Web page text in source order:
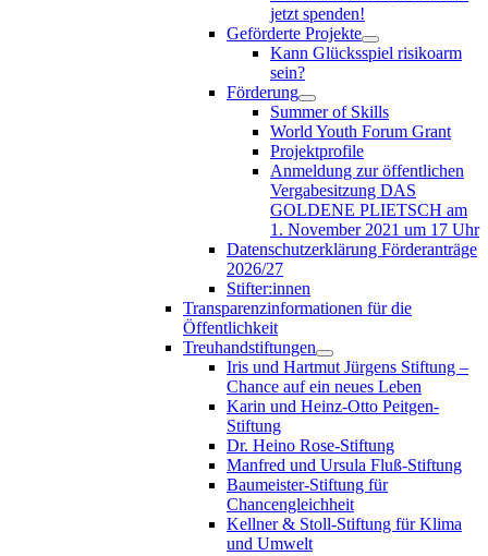
jetzt spenden!
Geförderte Projekte
Kann Glücksspiel risikoarm
sein?
Förderung
Summer of Skills
World Youth Forum Grant
Projektprofile
Anmeldung zur öffentlichen
Vergabesitzung DAS
GOLDENE PLIETSCH am
1. November 2021 um 17 Uhr
Datenschutzerklärung Förderanträge
2026/27
Stifter:innen
Transparenzinformationen für die
Öffentlichkeit
Treuhandstiftungen
Iris und Hartmut Jürgens Stiftung –
Chance auf ein neues Leben
Karin und Heinz-Otto Peitgen-
Stiftung
Dr. Heino Rose-Stiftung
Manfred und Ursula Fluß-Stiftung
Baumeister-Stiftung für
Chancengleichheit
Kellner & Stoll-Stiftung für Klima
und Umwelt